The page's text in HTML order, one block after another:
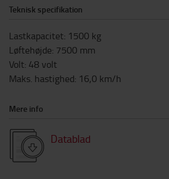
Teknisk specifikation
Lastkapacitet: 1500 kg
Løftehøjde: 7500 mm
Volt: 48 volt
Maks. hastighed: 16,0 km/h
Mere info
Datablad